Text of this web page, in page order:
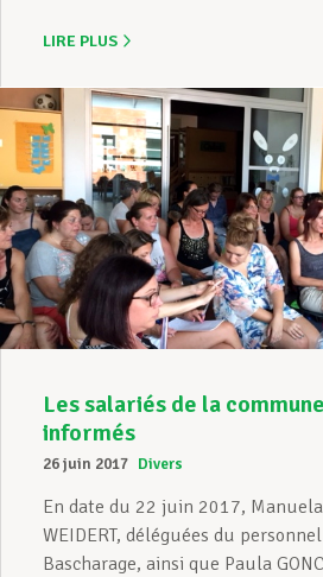
LIRE PLUS
Les salariés de la
informés
26 juin 2017 Divers
En date du 22 juin 2017,
WEIDERT, déléguées du
Bascharage, ainsi que Paula